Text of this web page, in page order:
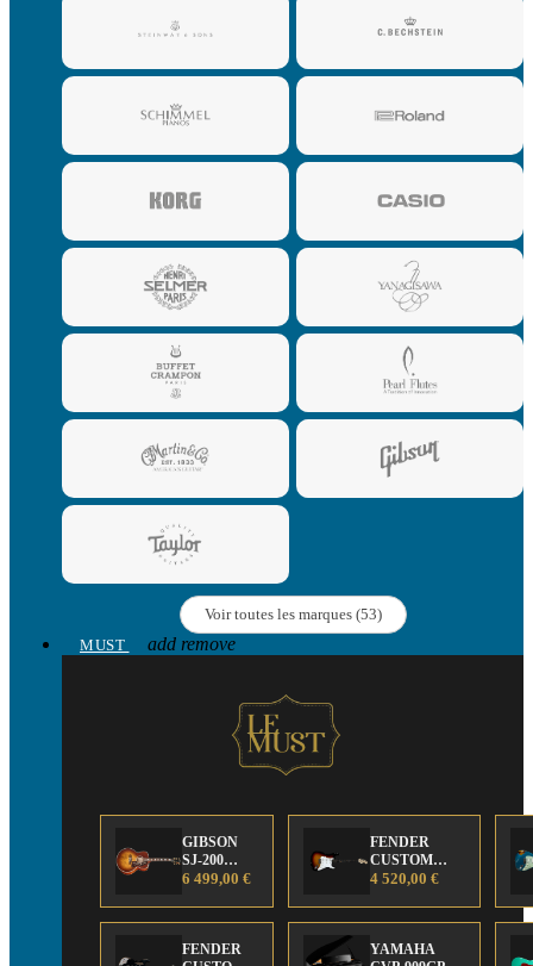
Voir toutes les marques (53)
MUST
add remove
GIBSON
SJ-200
Anniversary
Edition
6 499,00 €
FENDER
CUSTOM
SHOP Strat 63'
4 520,00 €
FENDER
YAMAHA